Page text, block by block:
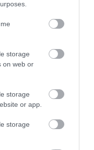
storage
on web or
storage
or app.
storage